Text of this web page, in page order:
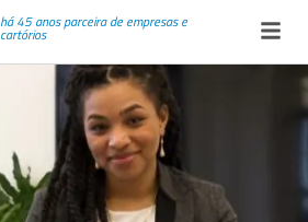
há 45 anos parceira de empresas e
cartórios